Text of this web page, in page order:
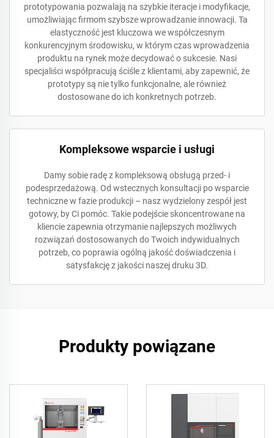
prototypowania pozwalają na szybkie iteracje i modyfikacje,
umożliwiając firmom szybsze wprowadzanie innowacji. Ta
elastyczność jest kluczowa we współczesnym
konkurencyjnym środowisku, w którym czas wprowadzenia
produktu na rynek może decydować o sukcesie. Nasi
specjaliści współpracują ściśle z klientami, aby zapewnić, że
prototypy są nie tylko funkcjonalne, ale również
dostosowane do ich konkretnych potrzeb.
Kompleksowe wsparcie i usługi
Damy sobie radę z kompleksową obsługą przed- i
podesprzedażową. Od wstecznych konsultacji po wsparcie
techniczne w fazie produkcji – nasz wydzielony zespół jest
gotowy, by Ci pomóc. Takie podejście skoncentrowane na
kliencie zapewnia otrzymanie najlepszych możliwych
rozwiązań dostosowanych do Twoich indywidualnych
potrzeb, co poprawia ogólną jakość doświadczenia i
satysfakcję z jakości naszej druku 3D.
Produkty powiązane